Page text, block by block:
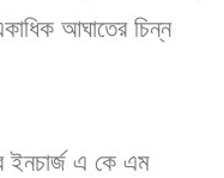
আঘাতের চিন্ন
ইনচার্জ এ কে এম